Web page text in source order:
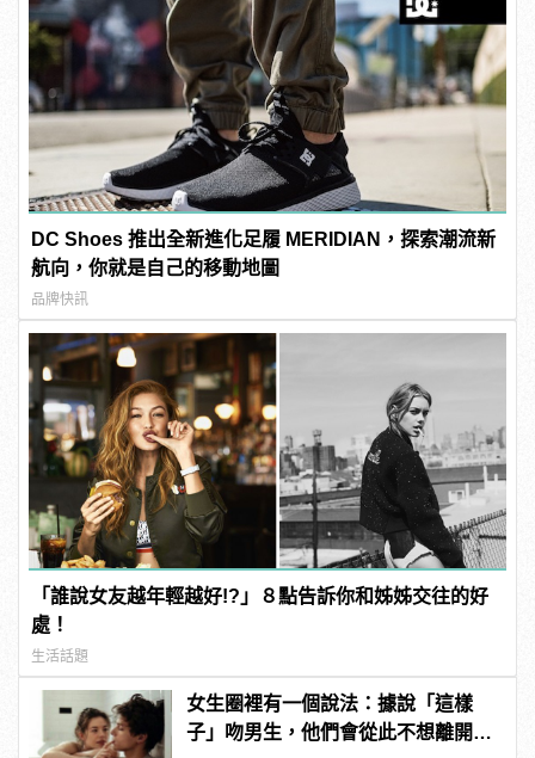
DC Shoes 推出全新進化足履 MERIDIAN，探索潮流新
航向，你就是自己的移動地圖
品牌快訊
「誰說女友越年輕越好!?」８點告訴你和姊姊交往的好
處！
生活話題
女生圈裡有一個說法：據說「這樣
子」吻男生，他們會從此不想離開自